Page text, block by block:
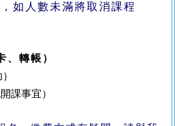
如人數未滿將取消課程
、轉帳）
課事宜）